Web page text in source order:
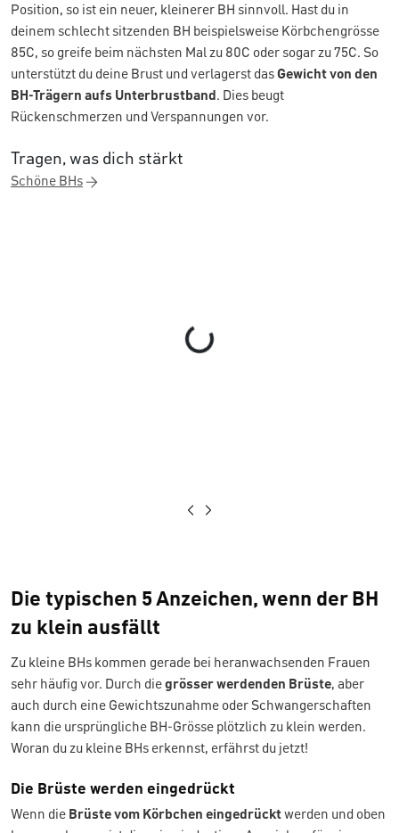
Position, so ist ein neuer, kleinerer BH sinnvoll. Hast du in
deinem schlecht sitzenden BH beispielsweise Körbchengrösse
85C, so greife beim nächsten Mal zu 80C oder sogar zu 75C. So
unterstützt du deine Brust und verlagerst dasGewicht von den
BH-Trägern aufs Unterbrustband . Dies beugt
Rückenschmerzen und Verspannungen vor.
Tragen, was dich stärkt
Schöne BHs
Loading...
Die typischen 5 Anzeichen, wenn der BH
zu klein ausfällt
Zu kleine BHs kommen gerade bei heranwachsenden Frauen
sehr häufig vor. Durch diegrösser werdenden Brüste, aber
auch durch eine Gewichtszunahme oder Schwangerschaften
kann die ursprüngliche BH-Grösse plötzlich zu klein werden.
Woran du zu kleine BHs erkennst, erfährst du jetzt!
Die Brüste werden eingedrückt
Wenn die Brüste vom Körbchen eingedrücktwerden und oben